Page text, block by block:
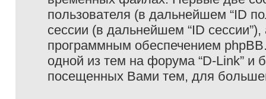
пользователя (в дальнейшем “ID
сессии (в дальнейшем “ID
программным обеспечением
одной из тем на форума “D-Link” и
посещенных Вами тем, для